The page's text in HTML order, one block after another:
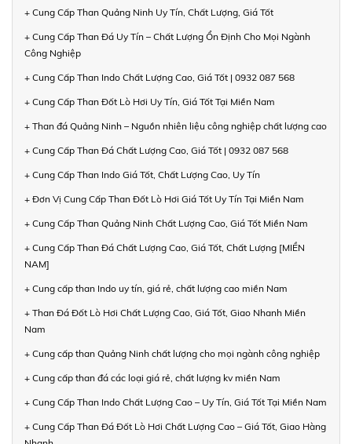
+ Cung Cấp Than Quảng Ninh Uy Tín, Chất Lượng, Giá Tốt
+ Cung Cấp Than Đá Uy Tín – Chất Lượng Ổn Định Cho Mọi Ngành
Công Nghiệp
+ Cung Cấp Than Indo Chất Lượng Cao, Giá Tốt | 0932 087 568
+ Cung Cấp Than Đốt Lò Hơi Uy Tín, Giá Tốt Tại Miền Nam
+ Than đá Quảng Ninh – Nguồn nhiên liệu công nghiệp chất lượng cao
+ Cung Cấp Than Đá Chất Lượng Cao, Giá Tốt | 0932 087 568
+ Cung Cấp Than Indo Giá Tốt, Chất Lượng Cao, Uy Tín
+ Đơn Vị Cung Cấp Than Đốt Lò Hơi Giá Tốt Uy Tín Tại Miền Nam
+ Cung Cấp Than Quảng Ninh Chất Lượng Cao, Giá Tốt Miền Nam
+ Cung Cấp Than Đá Chất Lượng Cao, Giá Tốt, Chất Lượng [MIỀN
NAM]
+ Cung cấp than Indo uy tín, giá rẻ, chất lượng cao miền Nam
+ Than Đá Đốt Lò Hơi Chất Lượng Cao, Giá Tốt, Giao Nhanh Miền
Nam
+ Cung cấp than Quảng Ninh chất lượng cho mọi ngành công nghiệp
+ Cung cấp than đá các loại giá rẻ, chất lượng kv miền Nam
+ Cung Cấp Than Indo Chất Lượng Cao – Uy Tín, Giá Tốt Tại Miền Nam
+ Cung Cấp Than Đá Đốt Lò Hơi Chất Lượng Cao – Giá Tốt, Giao Hàng